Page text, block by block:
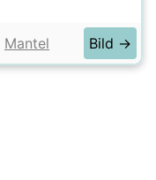
Mantel Bild →